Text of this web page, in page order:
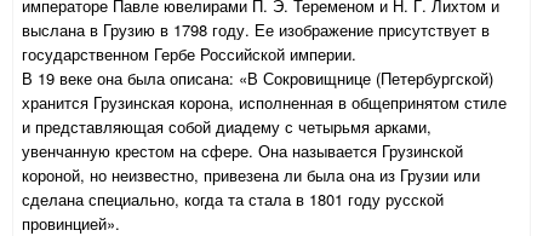
императоре Павле ювелирами П. Э. Теременом и Н. Г. Лихтом и
выслана в Грузию в 1798 году. Ее изображение присутствует в
государственном Гербе Российской империи.
В 19 веке она была описана: «В Сокровищнице (Петербургской)
хранится Грузинская корона, исполненная в общепринятом стиле
и представляющая собой диадему с четырьмя арками,
увенчанную крестом на сфере. Она называется Грузинской
короной, но неизвестно, привезена ли была она из Грузии или
сделана специально, когда та стала в 1801 году русской
провинцией».